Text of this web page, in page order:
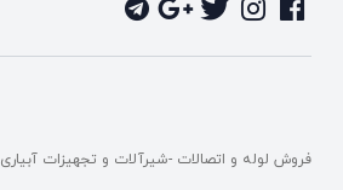
فروش لوله و اتصالات -شیرآلات و تجهیزات آبیاری